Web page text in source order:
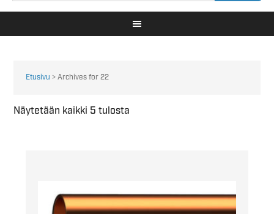
Etusivu > Archives for 22
Näytetään kaikki 5 tulosta